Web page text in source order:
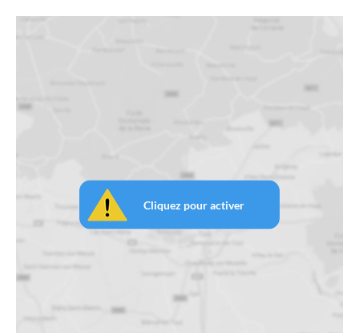
Cliquez pour activer